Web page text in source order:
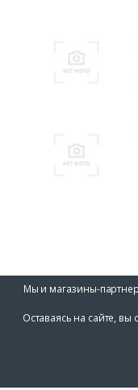
Мы и магазины-
Оставаясь на сайте, вы